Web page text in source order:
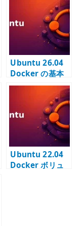
Ubuntu 26.04
Docker の基本
設定 – Docker
Compose /
IPv6 / プロキシ
を構成する
Ubuntu 22.04
Docker ボリュ